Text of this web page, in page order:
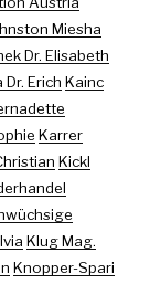
Miesha
Dr. Elisabeth
Dr. Erich Kainc
Karrer
Kickl
Klug Mag.
Knopper-Spari